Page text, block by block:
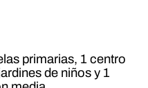
primarias, 1 centro
de niños y 1